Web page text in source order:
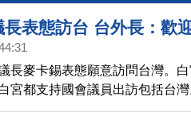
長表態訪台 台外長：歡
長麥卡錫表態願意訪問台灣。
宮都支持國會議員出訪包括台
天（24日）在國會答詢立委趙